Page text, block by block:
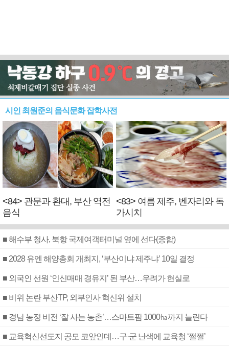
시인 최원준의 음식문화 잡학사전
<84> 관문과 환대, 부산 역전
음식
<83> 여름 제주, 벤자리와 독
가시치
■ 해수부 청사, 북항 국제여객터미널 옆에 선다(종합)
■ 2028 유엔 해양총회 개최지, ‘부산이냐 제주냐’ 10일 결정
■ 외국인 선원 ‘인신매매 경유지’ 된 부산…우려가 현실로
■ 비위 논란 부산TP, 외부인사 혁신위 설치
■ 경남 농정 비전 ‘잘 사는 농촌’…스마트팜 1000㏊까지 늘린다
■ 교육혁신선도지 공모 코앞인데…구·군 난색에 교육청 ‘쩔쩔’